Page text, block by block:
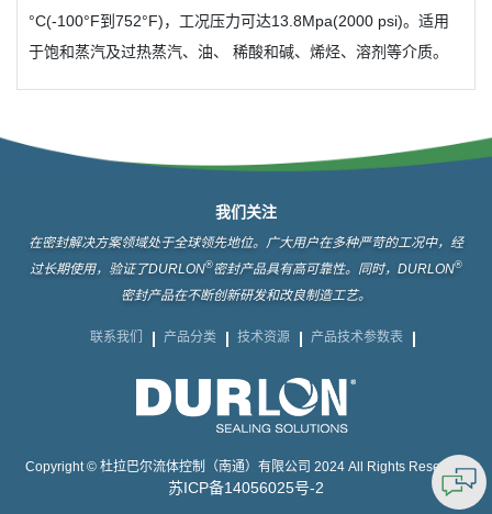
°C(-100°F到752°F)，工况压力可达13.8Mpa(2000 psi)。适用
于饱和蒸汽及过热蒸汽、油、 稀酸和碱、烯烃、溶剂等介质。
我们关注
在密封解决方案领域处于全球领先地位。广大用户在多种严苛的工况中，经
过长期使用，验证了DURLON®密封产品具有高可靠性。同时，DURLON®
密封产品在不断创新研发和改良制造工艺。
联系我们 产品分类 技术资源 产品技术参数表
Copyright © 杜拉巴尔流体控制（南通）有限公司 2024 All Rights Reserved
苏ICP备14056025号-2